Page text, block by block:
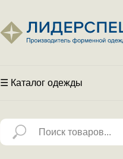
☰ Каталог одежды